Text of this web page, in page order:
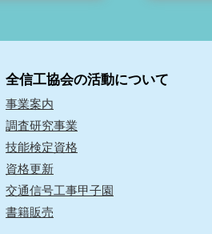
全信工協会の活動について
事業案内
調査研究事業
技能検定資格
資格更新
交通信号工事甲子園
書籍販売